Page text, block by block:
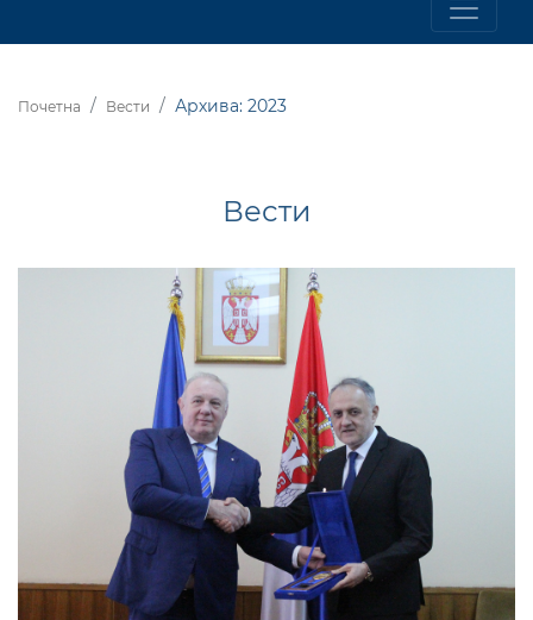
Почетна Вести Архива: 2023
Вести